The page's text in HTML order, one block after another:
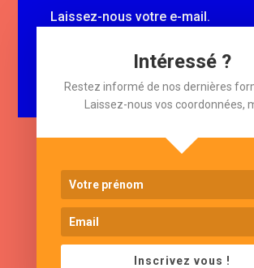
Laissez-nous votre e-mail.
$
www.cjformation.com
Intéressé ?
Restez informé de nos dernières
Laissez-nous vos coordonnées,
Inscrivez vous !